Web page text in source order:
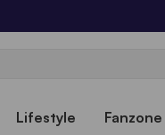
Lifestyle Fanzone